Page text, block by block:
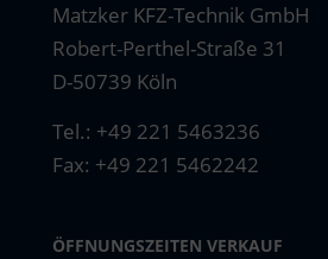
Matzker KFZ-Technik GmbH
Robert-Perthel-Straße 31
D-50739 Köln
Tel.: +49 221 5463236
Fax: +49 221 5462242
ÖFFNUNGSZEITEN VERKAUF